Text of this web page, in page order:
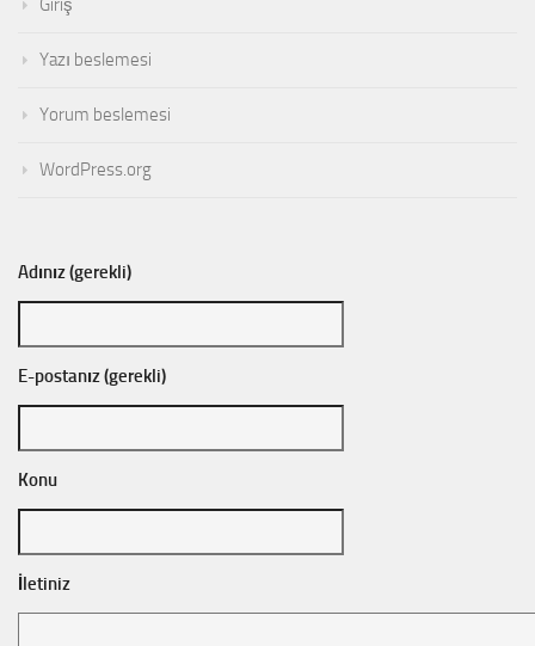
Giriş
Yazı beslemesi
Yorum beslemesi
WordPress.org
Adınız (gerekli)
E-postanız (gerekli)
Konu
İletiniz